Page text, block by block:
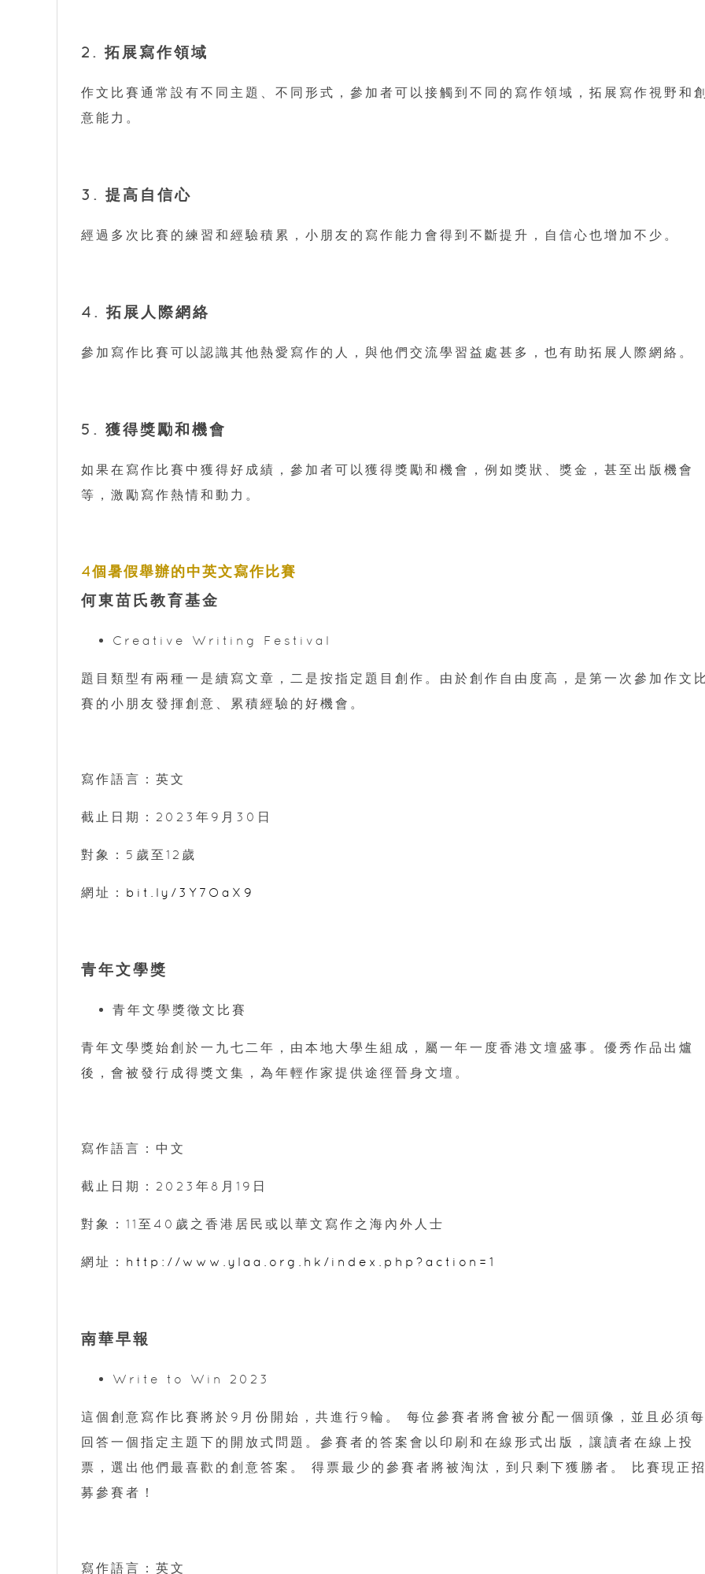
2. 拓展寫作領域
作文比賽通常設有不同主題、不同形式，參加者可以接觸到不同的寫作領域，拓展寫作視野和
意能力。
3. 提高自信心
經過多次比賽的練習和經驗積累，小朋友的寫作能力會得到不斷提升，自信心也增加不少。
4. 拓展人際網絡
參加寫作比賽可以認識其他熱愛寫作的人，與他們交流學習益處甚多，也有助拓展人際網絡。
5. 獲得獎勵和機會
如果在寫作比賽中獲得好成績，參加者可以獲得獎勵和機會，例如獎狀、獎金，甚至出版機會
等，激勵寫作熱情和動力。
4個暑假舉辦的中英文寫作比賽
何東苗氏教育基金
Creative Writing Festival
題目類型有兩種一是續寫文章，二是按指定題目創作。由於創作自由度高，是第一次參加作文
賽的小朋友發揮創意、累積經驗的好機會。
寫作語言：英文
截止日期：2023年9月30日
對象：5歲至12歲
網址： bit.ly/3Y7OaX9
青年文學獎
青年文學獎徵文比賽
青年文學獎始創於一九七二年，由本地大學生組成，屬一年一度香港文壇盛事。優秀作品出爐
後，會被發行成得獎文集，為年輕作家提供途徑晉身文壇。
寫作語言：中文
截止日期：2023年8月19日
對象：11至40歲之香港居民或以華文寫作之海內外人士
網址： http://www.ylaa.org.hk/index.php?action=1
南華早報
Write to Win 2023
這個創意寫作比賽將於9月份開始，共進行9輪。 每位參賽者將會被分配一個頭像，並且必須
回答一個指定主題下的開放式問題。參賽者的答案會以印刷和在線形式出版，讓讀者在線上投
票，選出他們最喜歡的創意答案。 得票最少的參賽者將被淘汰，到只剩下獲勝者。 比賽現正
募參賽者！
寫作語言：英文